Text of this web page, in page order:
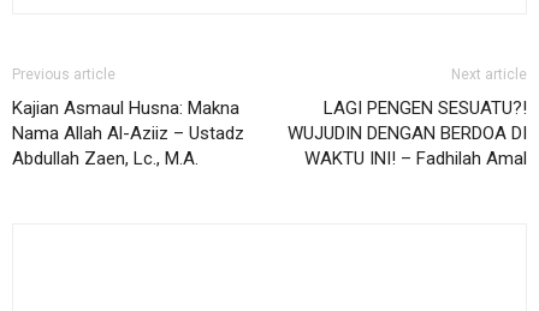
Previous article
Kajian Asmaul Husna: Makna
Nama Allah Al-Aziiz – Ustadz
Abdullah Zaen, Lc., M.A.
Next article
LAGI PENGEN SESUATU?!
WUJUDIN DENGAN BERDOA DI
WAKTU INI! – Fadhilah Amal